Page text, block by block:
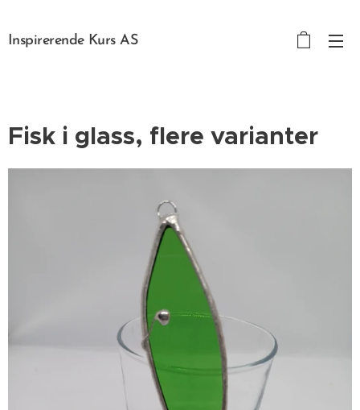
Inspirerende Kurs AS
Fisk i glass, flere varianter